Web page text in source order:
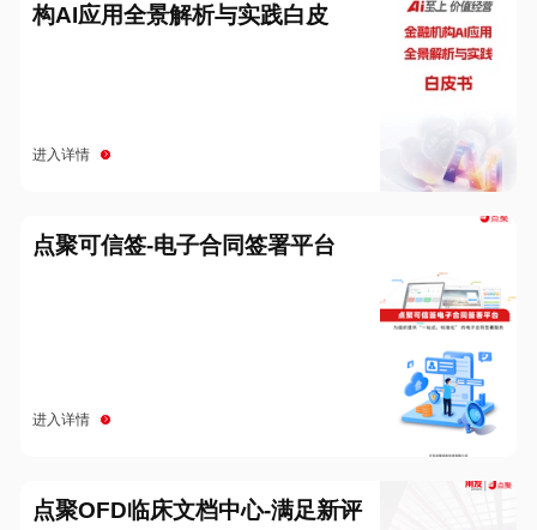
构AI应用全景解析与实践白皮
进入详情
点聚可信签-电子合同签署平台
进入详情
点聚OFD临床文档中心-满足新评